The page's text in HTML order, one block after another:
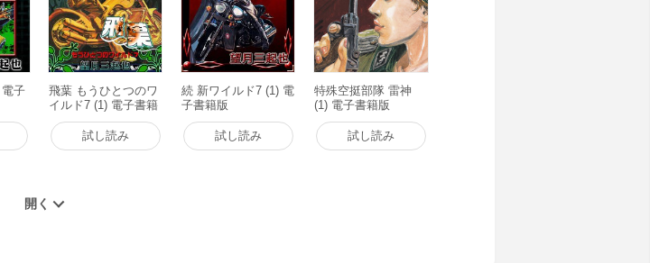
子
飛葉 もうひとつのワ
イルド7 (1) 電子書籍
試し読み
続 新ワイルド7 (1) 電
子書籍版
試し読み
特殊空挺部隊 雷神
(1) 電子書籍版
試し読み